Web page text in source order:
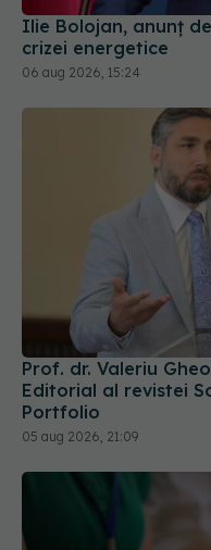
Ilie Bolojan, anunț
crizei energetice
06 aug 2026, 15:24
Prof. dr. Valeriu
Editorial al revistei
Portfolio
05 aug 2026, 21:09